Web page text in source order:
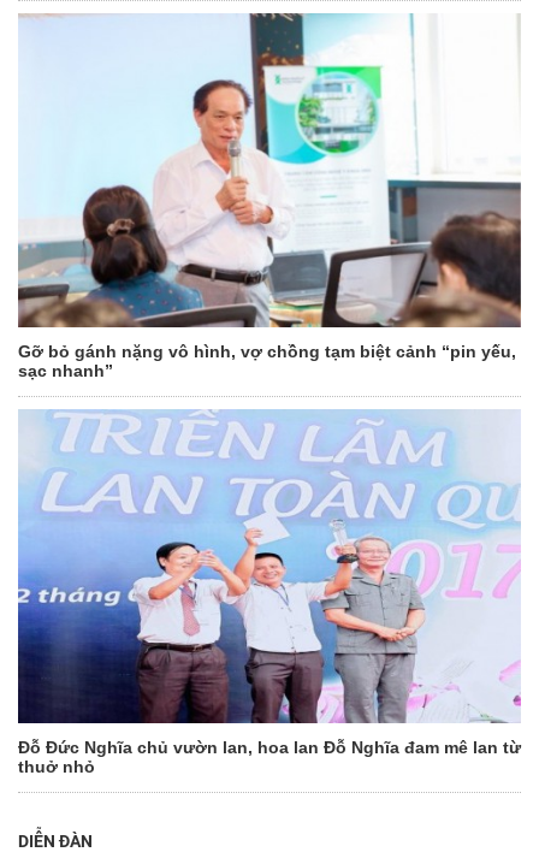
Gỡ bỏ gánh nặng vô hình, vợ chồng tạm biệt cảnh “pin yếu,
sạc nhanh”
Đỗ Đức Nghĩa chủ vườn lan, hoa lan Đỗ Nghĩa đam mê lan từ
thuở nhỏ
DIỄN ĐÀN